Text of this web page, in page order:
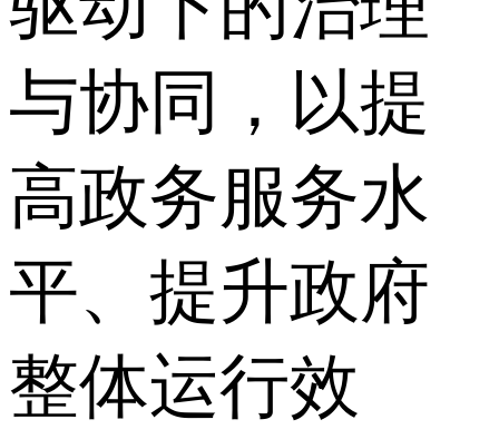
与协同，以提
高政务服务水
平、提升政府
整体运行效